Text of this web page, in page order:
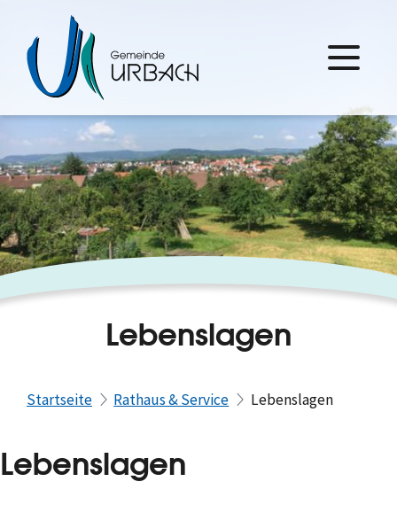
Lebenslagen
Startseite Rathaus & Service Lebenslagen
Lebenslagen